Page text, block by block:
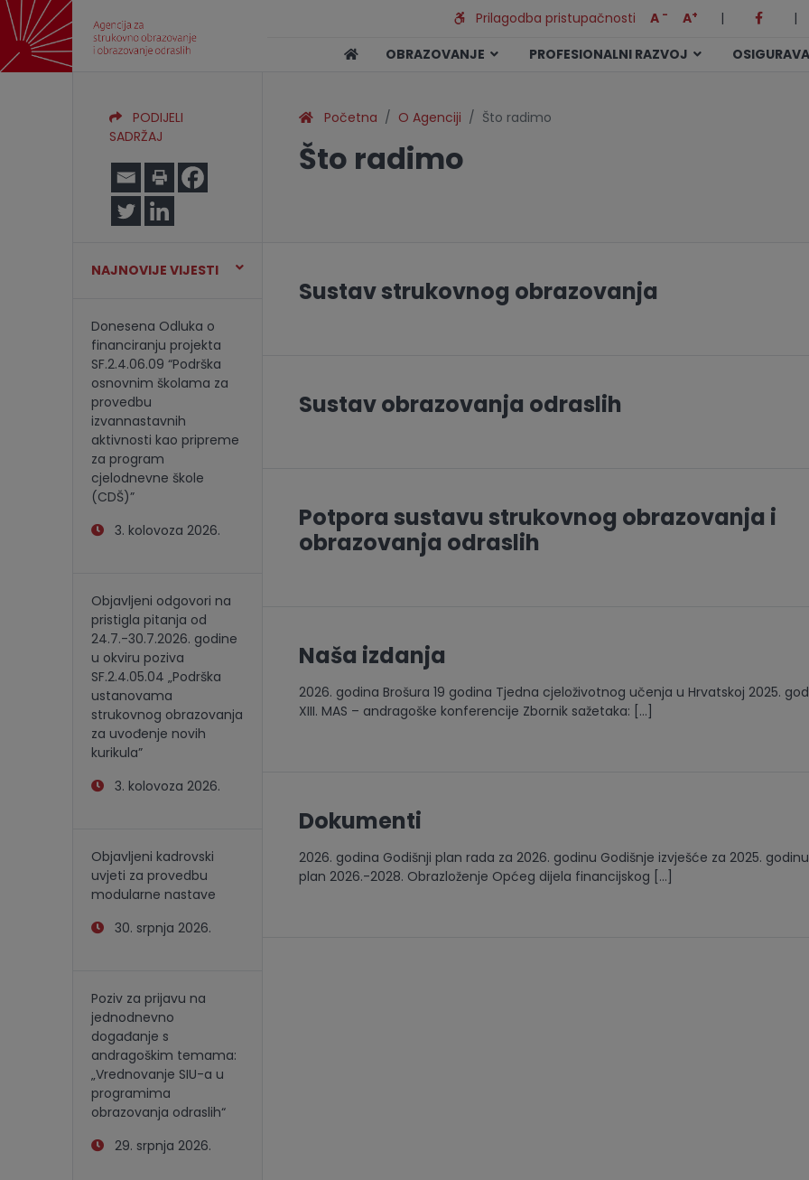
Prilagodba pristupačnosti A - A+ |
|
OBRAZOVANJE
PROFESIONALNI RAZVOJ
PODIJELI
SADRŽAJ
Početna O Agenciji Što radimo
Što radimo
NAJNOVIJE VIJESTI
Donesena Odluka o
financiranju projekta
SF.2.4.06.09 “Podrška
osnovnim školama za
provedbu
izvannastavnih
aktivnosti kao pripreme
za program
cjelodnevne škole
(CDŠ)”
3. kolovoza 2026.
Objavljeni odgovori na
pristigla pitanja od
24.7.-30.7.2026. godine
u okviru poziva
SF.2.4.05.04 „Podrška
ustanovama
strukovnog obrazovanja
za uvođenje novih
kurikula”
3. kolovoza 2026.
Objavljeni kadrovski
uvjeti za provedbu
modularne nastave
30. srpnja 2026.
Poziv za prijavu na
jednodnevno
događanje s
andragoškim temama:
„Vrednovanje SIU-a u
programima
obrazovanja odraslih“
29. srpnja 2026.
Sustav strukovnog obrazovanja
Sustav obrazovanja odraslih
Potpora sustavu strukovnog obrazovanja i
obrazovanja odraslih
Naša izdanja
2026. godina Brošura 19 godina Tjedna cjeloživotnog učenja u Hrvatskoj 2025.
XIII. MAS – andragoške konferencije Zbornik sažetaka: […]
Dokumenti
2026. godina Godišnji plan rada za 2026. godinu Godišnje izvješće za 2025.
plan 2026.-2028. Obrazloženje Općeg dijela financijskog […]